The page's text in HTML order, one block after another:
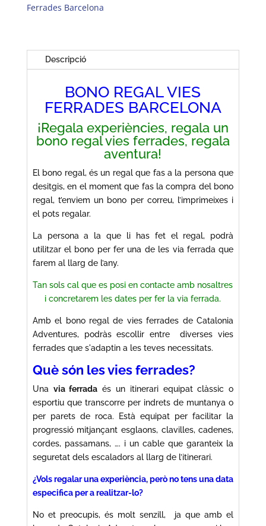
Ferrades
Ferrades Barcelona
Descripció
BONO REGAL VIES
FERRADES BARCELONA
¡Regala experiències, regala un
bono regal vies ferrades, regala
aventura!
El bono regal, és un regal que fas a la persona que
desitgis, en el moment que fas la compra del bono
regal, t’enviem un bono per correu, l’imprimeixes i
el pots regalar.
La persona a la que li has fet el regal, podrà
utilitzar el bono per fer una de les via ferrada que
farem al llarg de l’any.
Tan sols cal que es posi en contacte amb nosaltres
i concretarem les dates per fer la via ferrada.
Amb el bono regal de vies ferrades de Catalonia
Adventures, podràs escollir entre diverses vies
ferrades que s'adaptin a les teves necessitats.
Què són les vies ferrades?
Una via ferrada és un itinerari equipat clàssic o
esportiu que transcorre per indrets de muntanya o
per parets de roca. Està equipat per facilitar la
progressió mitjançant esglaons, clavilles, cadenes,
cordes, passamans, …. i un cable que garanteix la
seguretat dels escaladors al llarg de l’itinerari.
¿Vols regalar una experiència, però no tens una data
especifica per a realitzar-lo?
No et preocupis, és molt senzill, ja que amb el